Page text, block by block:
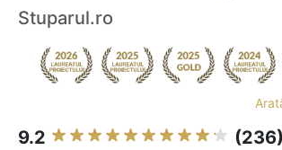
Stuparul.ro
9.2 (236)